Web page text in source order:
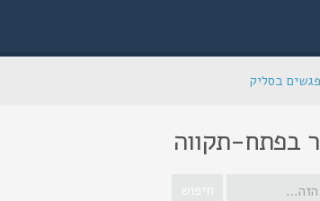
בסליק
בפתח-תקווה